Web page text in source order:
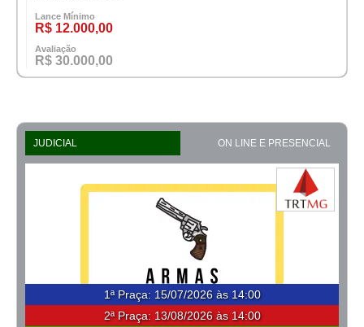
Lance Mínimo
R$ 12.000,00
Avaliação
R$ 30.000,00
JUDICIAL ON LINE E PRESENCIAL
1ª Praça: 15/07/2026 às 14:00
2ª Praça: 13/08/2026 às 14:00